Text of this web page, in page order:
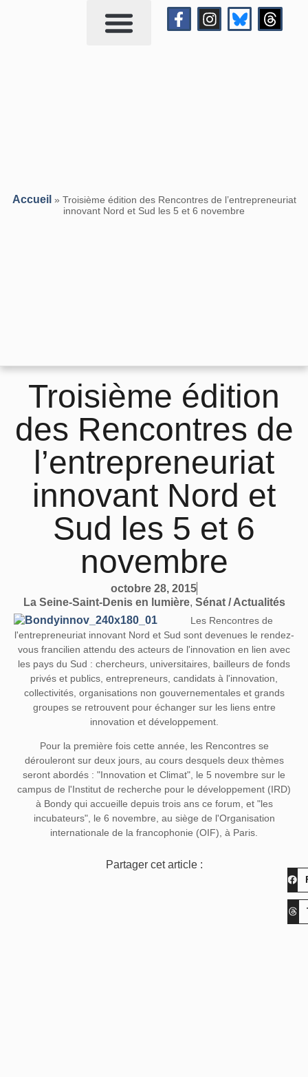
Accueil » Troisième édition des Rencontres de l’entrepreneuriat
innovant Nord et Sud les 5 et 6 novembre
Troisième édition
des Rencontres de
l’entrepreneuriat
innovant Nord et
Sud les 5 et 6
novembre
octobre 28, 2015
La Seine-Saint-Denis en lumière, Sénat / Actualités
Les Rencontres de
l'entrepreneuriat innovant Nord et Sud sont devenues le rendez-
vous francilien attendu des acteurs de l'innovation en lien avec
les pays du Sud : chercheurs, universitaires, bailleurs de fonds
privés et publics, entrepreneurs, candidats à l'innovation,
collectivités, organisations non gouvernementales et grands
groupes se retrouvent pour échanger sur les liens entre
innovation et développement.
Pour la première fois cette année, les Rencontres se
dérouleront sur deux jours, au cours desquels deux thèmes
seront abordés : "Innovation et Climat", le 5 novembre sur le
campus de l'Institut de recherche pour le développement (IRD)
à Bondy qui accueille depuis trois ans ce forum, et "les
incubateurs", le 6 novembre, au siège de l'Organisation
internationale de la francophonie (OIF), à Paris.
Partager cet article :